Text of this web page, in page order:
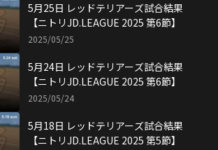
5月25日 レッドテリアーズ試合結果
【ニトリJD.LEAGUE 2025 第6節】
2025/05/25
5月24日 レッドテリアーズ試合結果
【ニトリJD.LEAGUE 2025 第6節】
2025/05/24
5月18日 レッドテリアーズ試合結果
【ニトリJD.LEAGUE 2025 第5節】